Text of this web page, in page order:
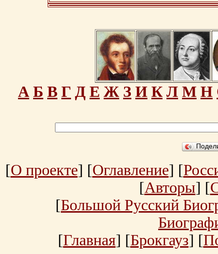
А Б В Г Д Е Ж З И К Л М Н
[О проекте] [Оглавление] [
[Авторы] [
[Большой Русский
[Главная] [Брокгауз] [